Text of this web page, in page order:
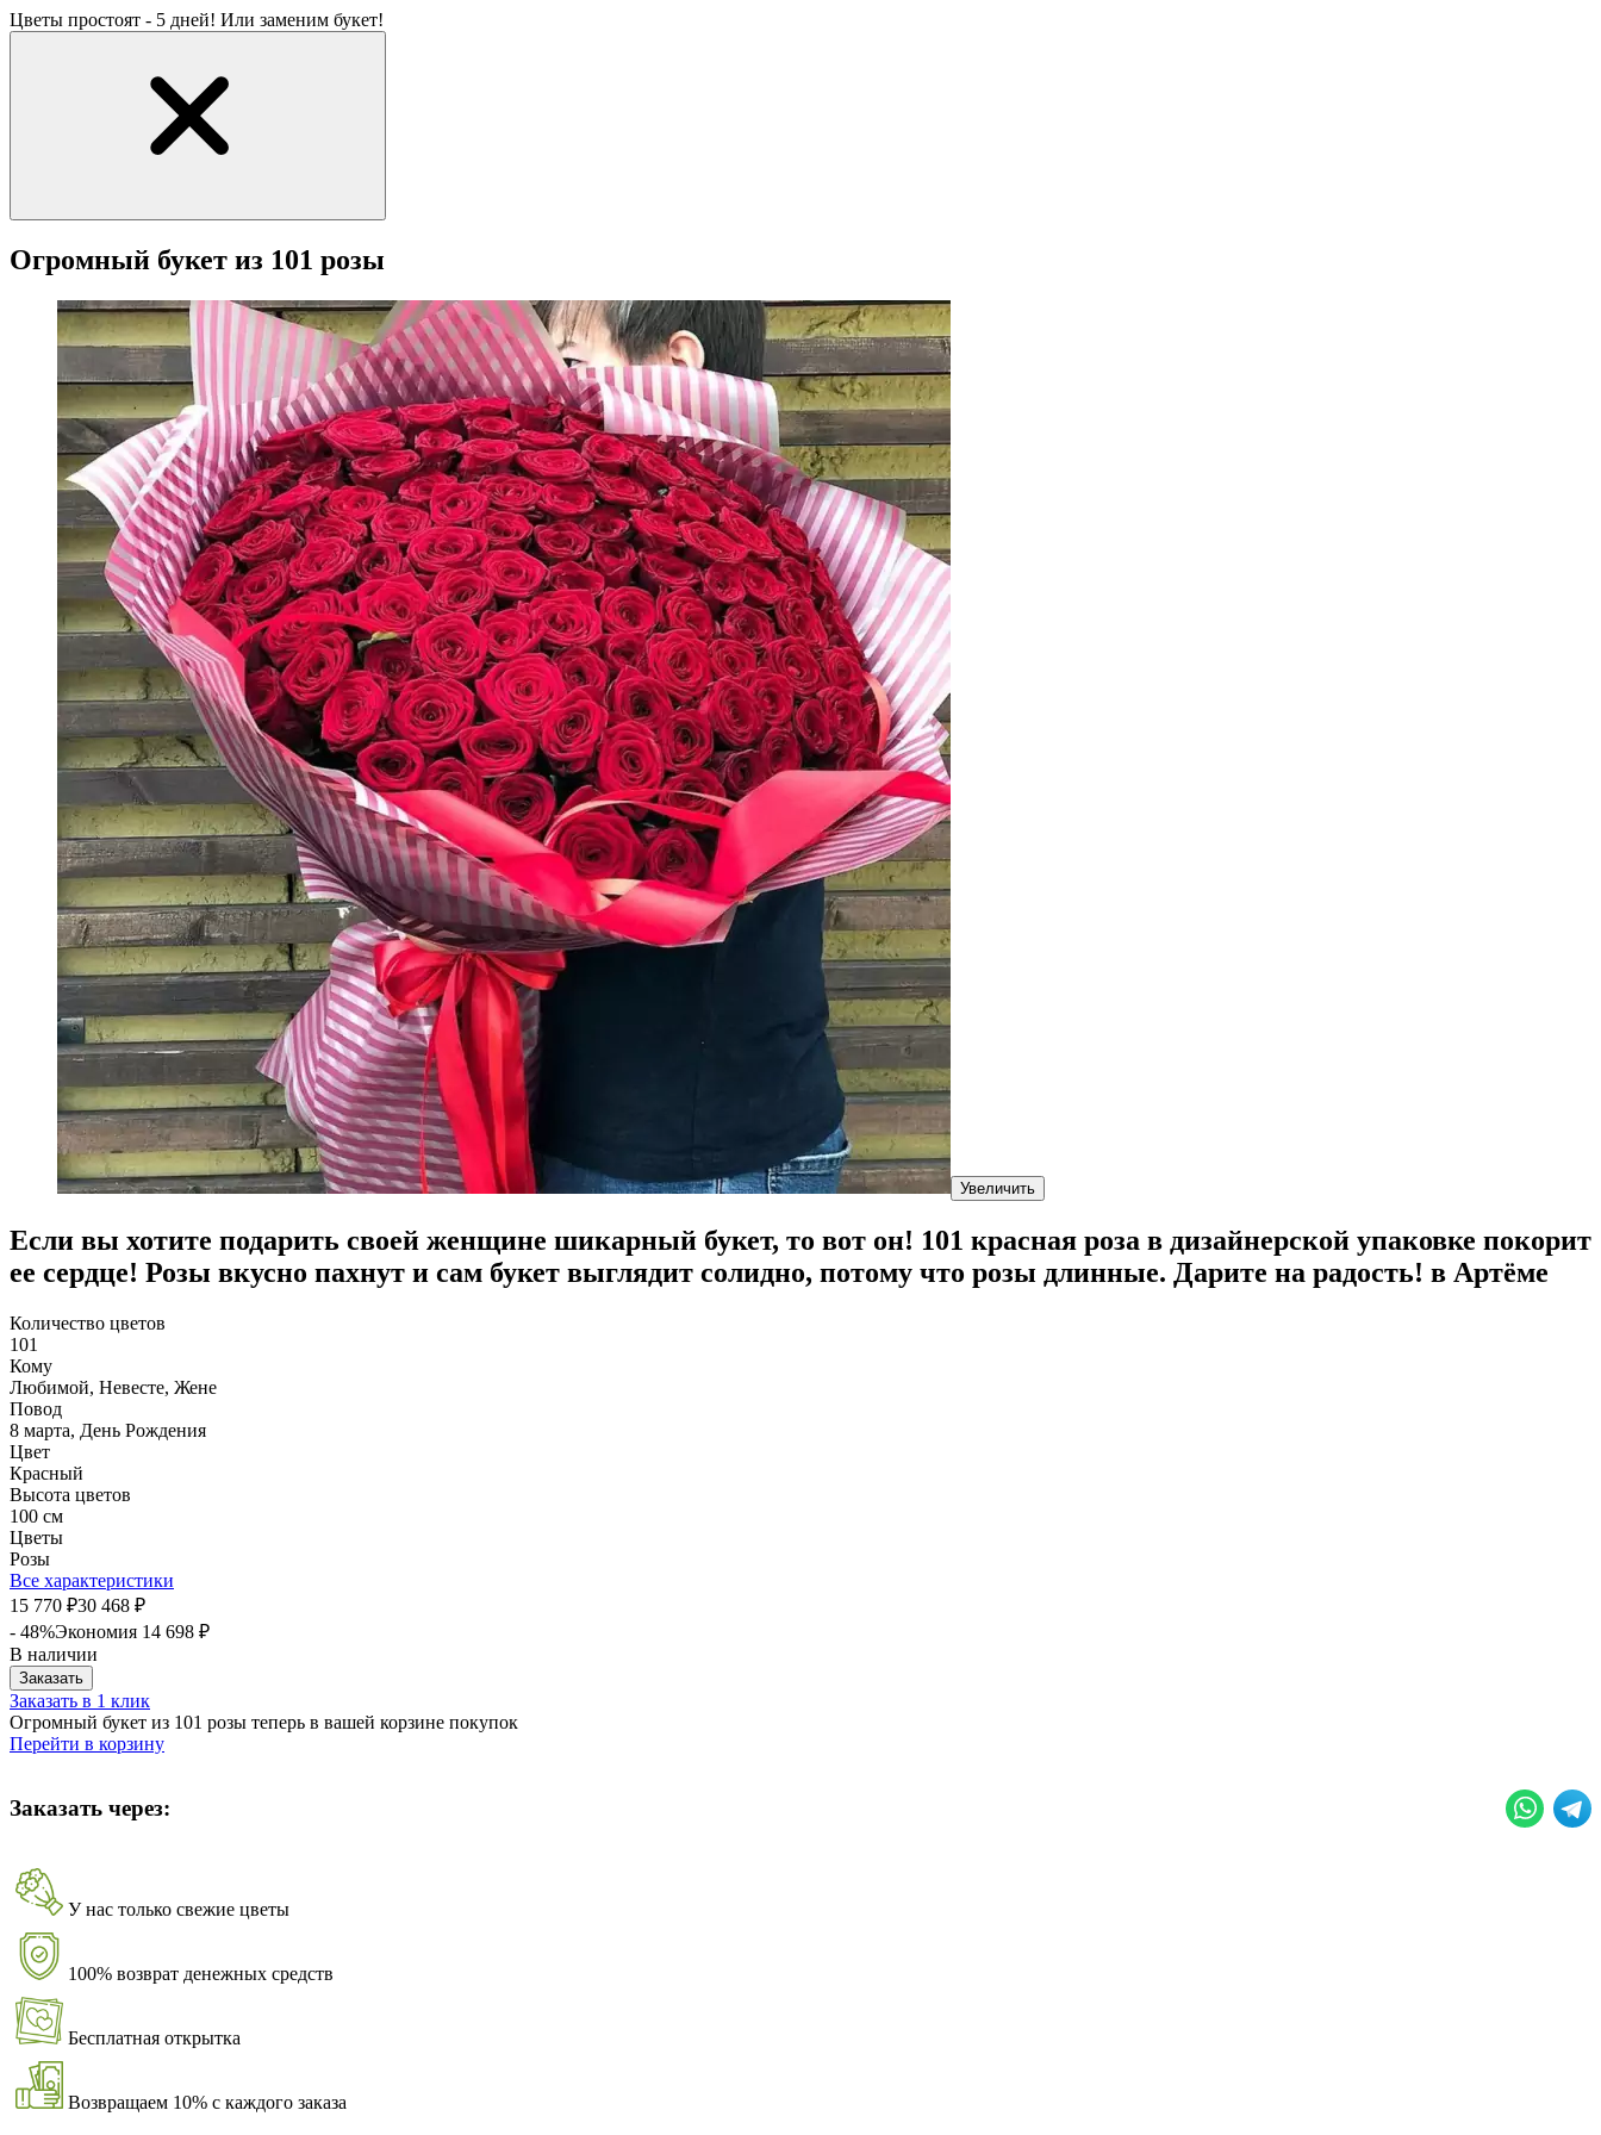
Цветы простоят - 5 дней! Или заменим букет!
Огромный букет из 101 розы
Увеличить
Если вы хотите подарить своей женщине шикарный букет, то вот он! 101 красная роза в дизайнерской упаковке покорит
ее сердце! Розы вкусно пахнут и сам букет выглядит солидно, потому что розы длинные. Дарите на радость! в Артёме
Количество цветов
101
Кому
Любимой, Невесте, Жене
Повод
8 марта, День Рождения
Цвет
Красный
Высота цветов
100 см
Цветы
Розы
Все характеристики
15 770 ₽30 468 ₽
- 48%Экономия 14 698 ₽
В наличии
Заказать
Заказать в 1 клик
Огромный букет из 101 розы теперь в вашей корзине покупок
Перейти в корзину
Заказать через:
У нас только свежие цветы
100% возврат денежных средств
Бесплатная открытка
Возвращаем 10% с каждого заказа